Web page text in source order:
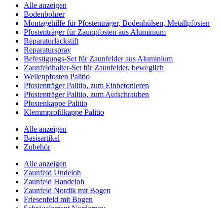
Alle anzeigen
Bodenbohrer
Montagehilfe für Pfostenträger, Bodenhülsen, Metallpfosten
Pfostenträger für Zaunpfosten aus Aluminium
Reparaturlackstift
Reparaturspray
Befestigungs-Set für Zaunfelder aus Aluminium
Zaunfeldhalter-Set für Zaunfelder, beweglich
Wellenpfosten Palitio
Pfostenträger Palitio, zum Einbetonieren
Pfostenträger Palitio, zum Aufschrauben
Pfostenkappe Palitio
Klemmprofilkappe Palitio
Alle anzeigen
Basisartikel
Zubehör
Alle anzeigen
Zaunfeld Undeloh
Zaunfeld Handeloh
Zaunfeld Nordik mit Bogen
Friesenfeld mit Bogen